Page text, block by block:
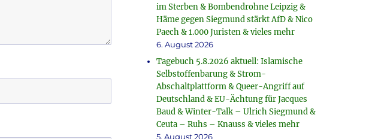
im Sterben & Bombendrohne Leipzig &
Häme gegen Siegmund stärkt AfD & Nico
Paech & 1.000 Juristen & vieles mehr
6. August 2026
Tagebuch 5.8.2026 aktuell: Islamische
Selbstoffenbarung & Strom-
Abschaltplattform & Queer-Angriff auf
Deutschland & EU-Ächtung für Jacques
Baud & Winter-Talk – Ulrich Siegmund &
Ceuta – Ruhs – Knauss & vieles mehr
5. August 2026